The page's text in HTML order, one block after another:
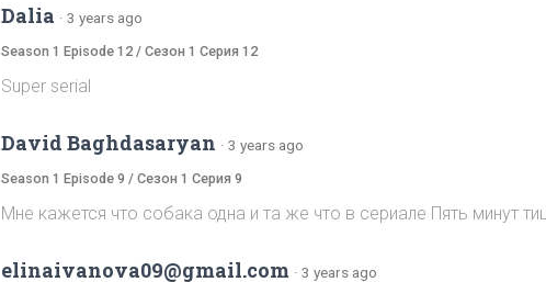
Dalia · 3 years ago
Season 1 Episode 12 / Сезон 1 Серия 12
Super serial
David Baghdasaryan · 3 years ago
Season 1 Episode 9 / Сезон 1 Серия 9
Мне кажется что собака одна и та же что в сериале Пять минут
elinaivanova09@gmail.com · 3 years ago